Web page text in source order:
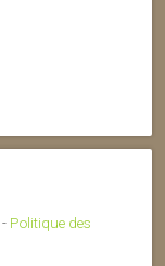
- Politique des